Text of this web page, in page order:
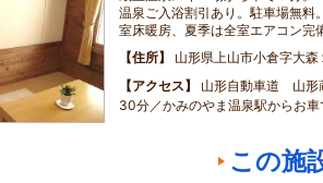
温泉ご入浴割引あり。駐車場無料
室床暖房、夏季は全室エアコン完
住所
山形県上山市小倉字大
アクセス
山形自動車道 山形
30分／かみのやま温泉駅からお
この施